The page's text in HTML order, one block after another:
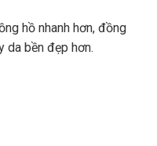
hồ nhanh hơn, đồng
da bền đẹp hơn.